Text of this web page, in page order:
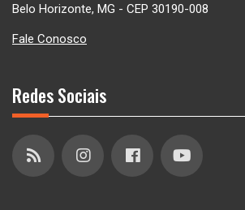
Belo Horizonte, MG - CEP 30190-008
Fale Conosco
Redes Sociais